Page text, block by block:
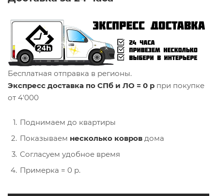
Бесплатная отправка в регионы.
Экспресс доставка по СПб и ЛО = 0 р при покупке
от 4'000
Поднимаем до квартиры
Показываем несколько ковров дома
Согласуем удобное время
Примерка = 0 р.